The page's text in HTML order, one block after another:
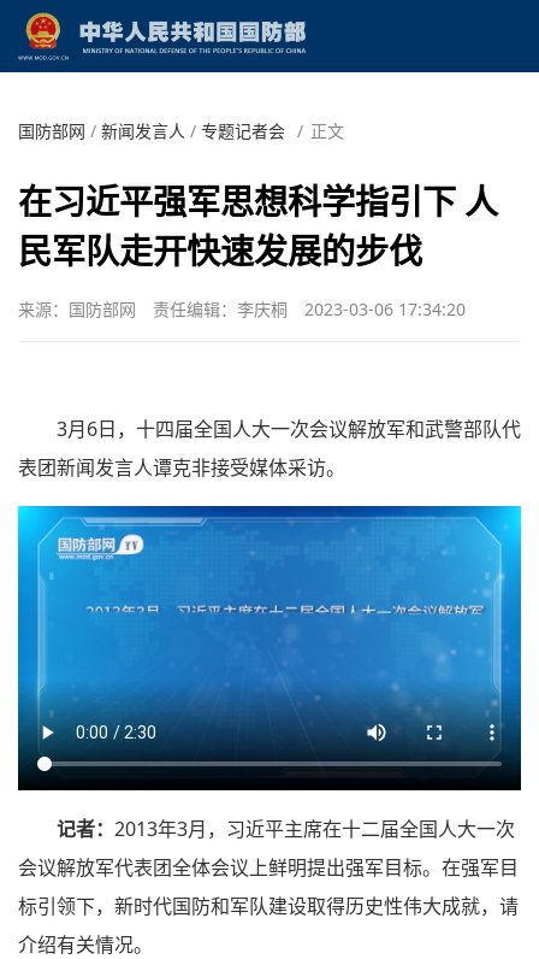
国防部网 / 新闻发言人 / 专题记者会 / 正文
在习近平强军思想科学指引下 人
民军队走开快速发展的步伐
来源：国防部网 责任编辑：李庆桐 2023-03-06 17:34:20
3月6日，十四届全国人大一次会议解放军和武警部队代
表团新闻发言人谭克非接受媒体采访。
记者： 2013年3月，习近平主席在十二届全国人大一次
会议解放军代表团全体会议上鲜明提出强军目标。在强军目
标引领下，新时代国防和军队建设取得历史性伟大成就，请
介绍有关情况。